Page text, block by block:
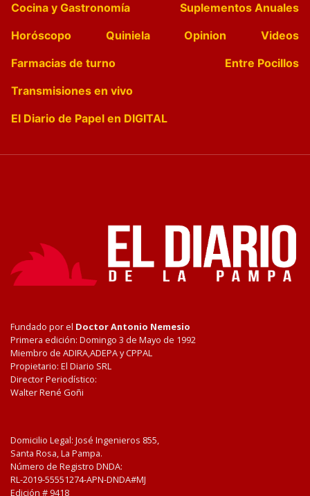
Cocina y Gastronomía
Suplementos Anuales
Horóscopo
Quiniela Opinion
Videos
Farmacias de turno
Entre Pocillos
Transmisiones en vivo
El Diario de Papel en DIGITAL
Fundado por el Doctor Antonio Nemesio
Primera edición: Domingo 3 de Mayo de 1992
Miembro de ADIRA,ADEPA y CPPAL
Propietario: El Diario SRL
Director Periodístico:
Walter René Goñi
Domicilio Legal: José Ingenieros 855,
Santa Rosa, La Pampa.
Número de Registro DNDA:
RL-2019-55551274-APN-DNDA#MJ
Edición # 9418